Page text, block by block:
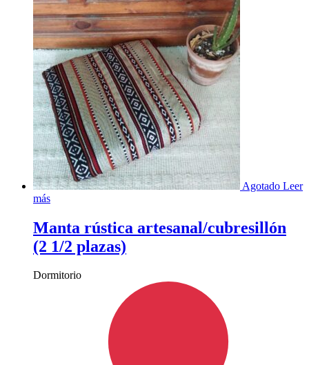
Agotado Leer
más
Manta rústica artesanal/cubresillón
(2 1/2 plazas)
Dormitorio